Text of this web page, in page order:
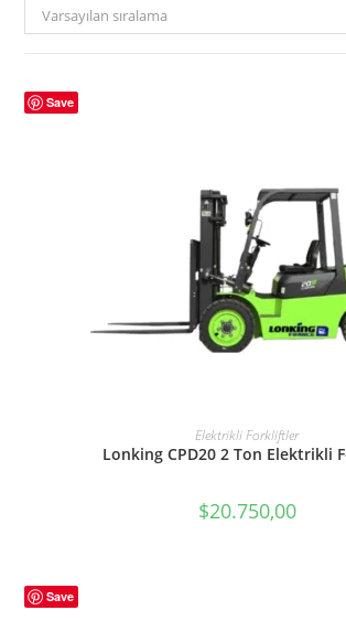
Varsayılan sıralama
Save
SEPETE EKLE
Elektrikli Forkliftler
Lonking CPD20 2 Ton Elektrikli
$20.750,00
Save